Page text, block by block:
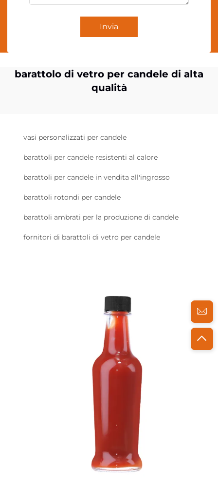
Invia
barattolo di vetro per candele di alta
qualità
vasi personalizzati per candele
barattoli per candele resistenti al calore
barattoli per candele in vendita all'ingrosso
barattoli rotondi per candele
barattoli ambrati per la produzione di candele
fornitori di barattoli di vetro per candele